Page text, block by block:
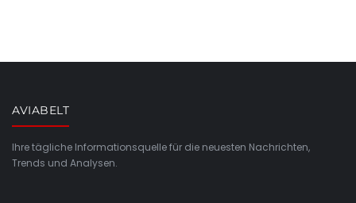
AVIABELT
Ihre tägliche Informationsquelle für die neuesten Nachrichten,
Trends und Analysen.